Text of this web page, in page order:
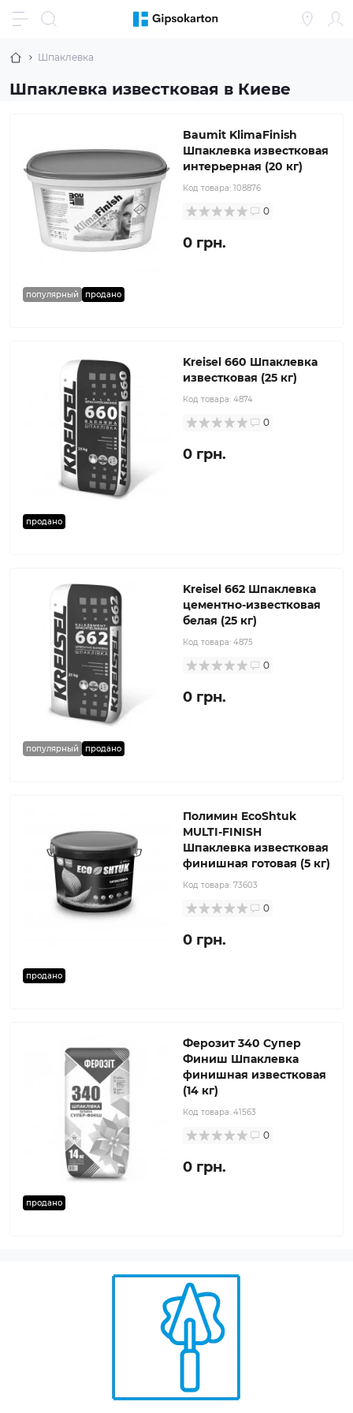
Шпаклевка
Шпаклевка известковая в Киеве
популярный продано
Baumit KlimaFinish
Шпаклевка известковая
интерьерная (20 кг)
Код товара: 108876
0
0 грн.
продано
Kreisel 660 Шпаклевка
известковая (25 кг)
Код товара: 4874
0
0 грн.
популярный продано
Kreisel 662 Шпаклевка
цементно-известковая
белая (25 кг)
Код товара: 4875
0
0 грн.
продано
Полимин EcoShtuk
MULTI-FINISH
Шпаклевка известковая
финишная готовая (5 кг)
Код товара: 73603
0
0 грн.
продано
Ферозит 340 Супер
Финиш Шпаклевка
финишная известковая
(14 кг)
Код товара: 41563
0
0 грн.